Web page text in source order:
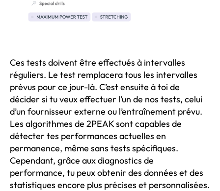
Ces tests doivent être effectués à intervalles
réguliers. Le test remplacera tous les intervalles
prévus pour ce jour-là. C’est ensuite à toi de
décider si tu veux effectuer l’un de nos tests, celui
d’un fournisseur externe ou l’entraînement prévu.
Les algorithmes de 2PEAK sont capables de
détecter tes performances actuelles en
permanence, même sans tests spécifiques.
Cependant, grâce aux diagnostics de
performance, tu peux obtenir des données et des
statistiques encore plus précises et personnalisées.